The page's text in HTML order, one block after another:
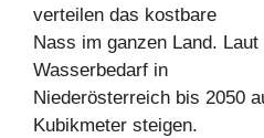
verteilen das kostbare
Nass im ganzen Land.
Wasserbedarf in
Niederösterreich bis 2050
Kubikmeter steigen.